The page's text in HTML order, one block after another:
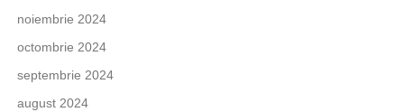
noiembrie 2024
octombrie 2024
septembrie 2024
august 2024